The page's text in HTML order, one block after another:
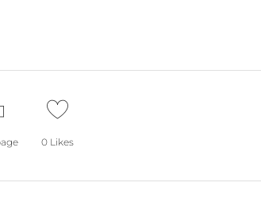
0 Likes